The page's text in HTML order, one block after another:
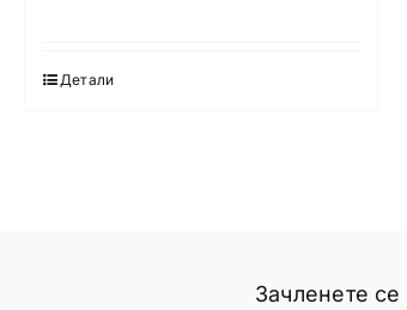
Детали
Зачленете